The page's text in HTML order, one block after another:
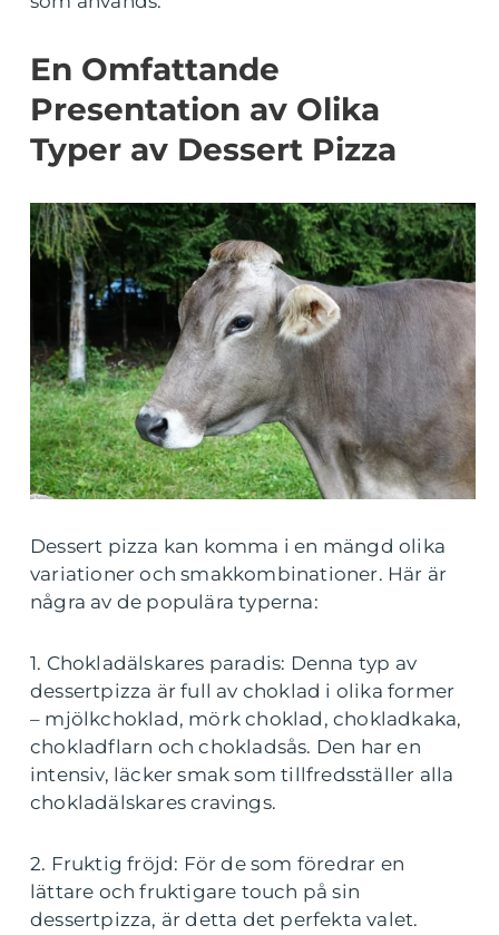
En Omfattande
Presentation av Olika
Typer av Dessert Pizza
Dessert pizza kan komma i en mängd olika
variationer och smakkombinationer. Här är
några av de populära typerna:
1. Chokladälskares paradis: Denna typ av
dessertpizza är full av choklad i olika former
– mjölkchoklad, mörk choklad, chokladkaka,
chokladflarn och chokladsås. Den har en
intensiv, läcker smak som tillfredsställer alla
chokladälskares cravings.
2. Fruktig fröjd: För de som föredrar en
lättare och fruktigare touch på sin
dessertpizza, är detta det perfekta valet.